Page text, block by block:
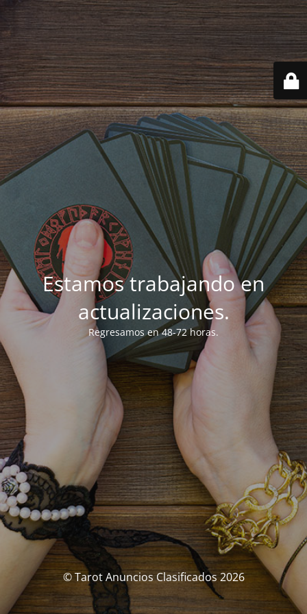
Estamos trabajando en
actualizaciones.
Regresamos en 48-72 horas.
© Tarot Anuncios Clasificados 2026